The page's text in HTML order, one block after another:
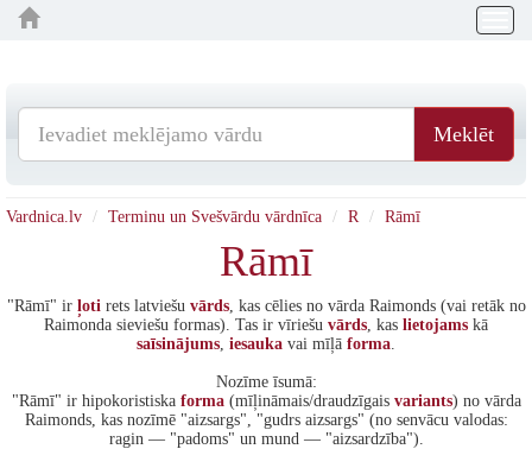
Meklēt
Vardnica.lv Terminu un Svešvārdu vārdnīca R Rāmī
Rāmī
"Rāmī" ir ļotirets latviešu vārds, kas cēlies no vārda Raimonds (vai retāk no
Raimonda sieviešu formas). Tas ir vīriešu vārds, kas lietojams kā
saīsinājums, iesauka vai mīļā forma.
Nozīme īsumā:
"Rāmī" ir hipokoristiska forma(mīļināmais/draudzīgais variants) no vārda
Raimonds, kas nozīmē "aizsargs", "gudrs aizsargs" (no senvācu valodas:
ragin — "padoms" un mund — "aizsardzība").